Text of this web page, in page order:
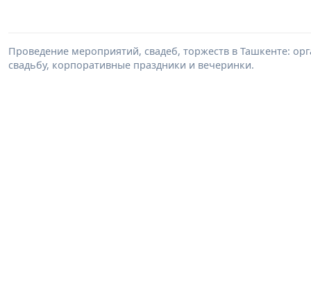
Проведение мероприятий, свадеб, торжеств в Ташкенте:
свадьбу, корпоративные праздники и вечеринки.